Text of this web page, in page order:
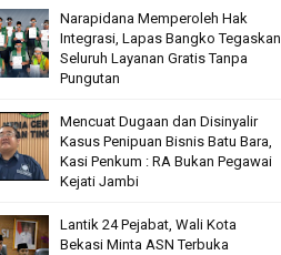
Narapidana Memperoleh Hak
Integrasi, Lapas Bangko Tegaskan
Seluruh Layanan Gratis Tanpa
Pungutan
Mencuat Dugaan dan Disinyalir
Kasus Penipuan Bisnis Batu Bara,
Kasi Penkum : RA Bukan Pegawai
Kejati Jambi
Lantik 24 Pejabat, Wali Kota
Bekasi Minta ASN Terbuka